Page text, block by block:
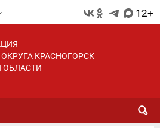
12+
КРАСНОГОРСК